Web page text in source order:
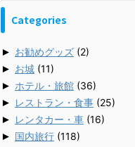
Categories
► お勧めグッズ (2)
► お城 (11)
► ホテル・旅館 (36)
► レストラン・食事 (25)
► レンタカー・車 (16)
► 国内旅行 (118)